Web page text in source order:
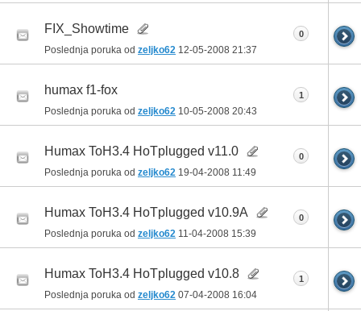
FIX_Showtime
Poslednja poruka od zeljko62 12-05-2008 21:37
0
humax f1-fox
Poslednja poruka od zeljko62 10-05-2008 20:43
1
Humax ToH3.4 HoTplugged v11.0
Poslednja poruka od zeljko62 19-04-2008 11:49
0
Humax ToH3.4 HoTplugged v10.9A
Poslednja poruka od zeljko62 11-04-2008 15:39
0
Humax ToH3.4 HoTplugged v10.8
Poslednja poruka od zeljko62 07-04-2008 16:04
1